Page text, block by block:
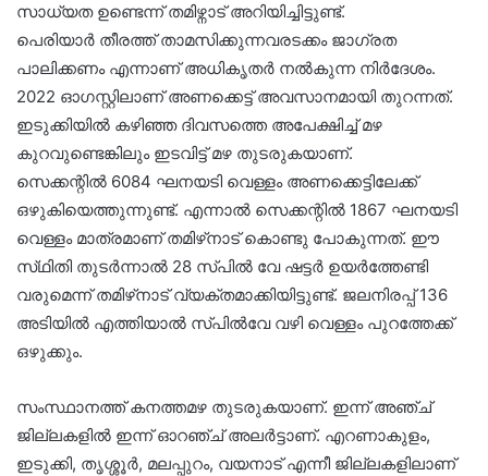
സാധ്യത ഉണ്ടെന്ന് തമിഴ്നാട് അറിയിച്ചിട്ടുണ്ട്.
പെരിയാർ തീരത്ത് താമസിക്കുന്നവരടക്കം ജാഗ്രത
പാലിക്കണം എന്നാണ് അധികൃതര്‍ നല്‍കുന്ന നിര്‍ദേശം.
2022 ഓഗസ്റ്റിലാണ് അണക്കെട്ട് അവസാനമായി തുറന്നത്.
ഇടുക്കിയിൽ കഴിഞ്ഞ ദിവസത്തെ അപേക്ഷിച്ച് മഴ
കുറവുണ്ടെങ്കിലും ഇടവിട്ട് മഴ തുടരുകയാണ്.
സെക്കന്റിൽ 6084 ഘനയടി വെള്ളം അണക്കെട്ടിലേക്ക്
ഒഴുകിയെത്തുന്നുണ്ട്. എന്നാൽ സെക്കന്റിൽ 1867 ഘനയടി
വെള്ളം മാത്രമാണ് തമിഴ്‌നാട് കൊണ്ടു പോകുന്നത്. ഈ
സ്‌ഥിതി തുടർന്നാൽ 28 സ്പിൽ വേ ഷട്ടർ ഉയർത്തേണ്ടി
വരുമെന്ന് തമിഴ്‌നാട് വ്യക്തമാക്കിയിട്ടുണ്ട്. ജലനിരപ്പ് 136
അടിയിൽ എത്തിയാൽ സ്പില്‍വേ വഴി വെള്ളം പുറത്തേക്ക്
ഒഴുക്കും.
സംസ്ഥാനത്ത് കനത്തമഴ തുടരുകയാണ്. ഇന്ന് അഞ്ച്
ജില്ലകളിൽ ഇന്ന് ഓറഞ്ച് അലർട്ടാണ്. എറണാകുളം,
ഇടുക്കി, തൃശ്ശൂർ, മലപ്പുറം, വയനാട് എന്നീ ജില്ലകളിലാണ്